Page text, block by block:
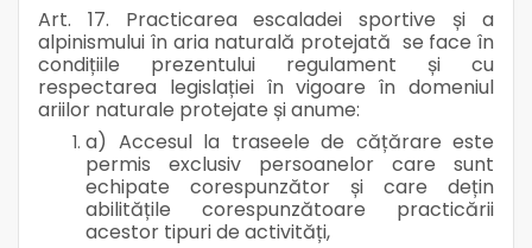
Art. 17. Practicarea escaladei sportive și a
alpinismului în aria naturală protejată se face în
condițiile prezentului regulament și cu
respectarea legislației în vigoare în domeniul
ariilor naturale protejate și anume:
a) Accesul la traseele de cățărare este
permis exclusiv persoanelor care sunt
echipate corespunzător și care dețin
abilitățile corespunzătoare practicării
acestor tipuri de activități,